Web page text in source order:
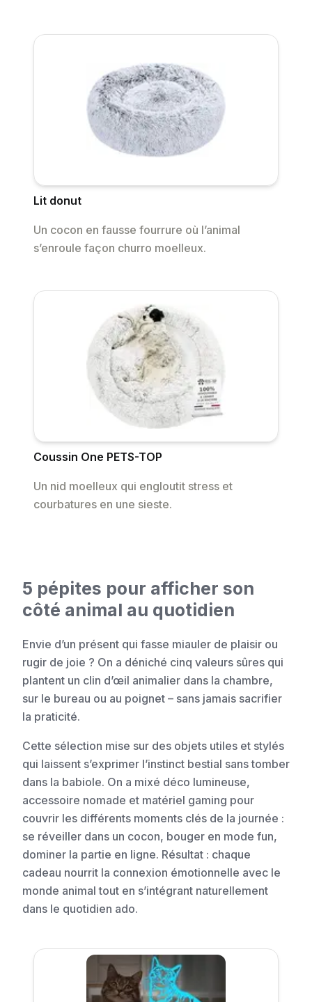
Lit donut
Un cocon en fausse fourrure où l’animal
s’enroule façon churro moelleux.
Coussin One PETS-TOP
Un nid moelleux qui engloutit stress et
courbatures en une sieste.
5 pépites pour afficher son
côté animal au quotidien
Envie d’un présent qui fasse miauler de plaisir ou
rugir de joie ? On a déniché cinq valeurs sûres qui
plantent un clin d’œil animalier dans la chambre,
sur le bureau ou au poignet – sans jamais sacrifier
la praticité.
Cette sélection mise sur des objets utiles et stylés
qui laissent s’exprimer l’instinct bestial sans tomber
dans la babiole. On a mixé déco lumineuse,
accessoire nomade et matériel gaming pour
couvrir les différents moments clés de la journée :
se réveiller dans un cocon, bouger en mode fun,
dominer la partie en ligne. Résultat : chaque
cadeau nourrit la connexion émotionnelle avec le
monde animal tout en s’intégrant naturellement
dans le quotidien ado.